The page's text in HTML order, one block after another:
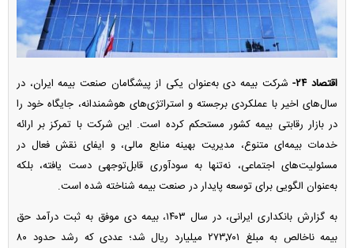
اقتصاد ۲۴-
شرکت بیمه دی به‌عنوان یکی از پیشگامان صنعت بیمه ایران، در
سال‌های اخیر با عملکردی برجسته و استراتژی‌های هوشمندانه، جایگاه خود را
در بازار رقابتی بیمه کشور مستحکم کرده است. این شرکت با تمرکز بر ارائه
خدمات بیمه‌ای متنوع، مدیریت بهینه منابع مالی، و ایفای نقش فعال در
مسئولیت‌های اجتماعی، نه‌تنها به سودآوری قابل‌توجهی دست یافته، بلکه
به‌عنوان الگویی برای توسعه پایدار در صنعت بیمه شناخته شده است.
به گزارش بانکداری ایرانی، در سال ۱۴۰۳، بیمه دی موفق به ثبت درآمد حق
بیمه ناخالص به مبلغ ۲۷۳٬۷۰۱ میلیارد ریال شد؛ عددی که رشد حدود ۸۰